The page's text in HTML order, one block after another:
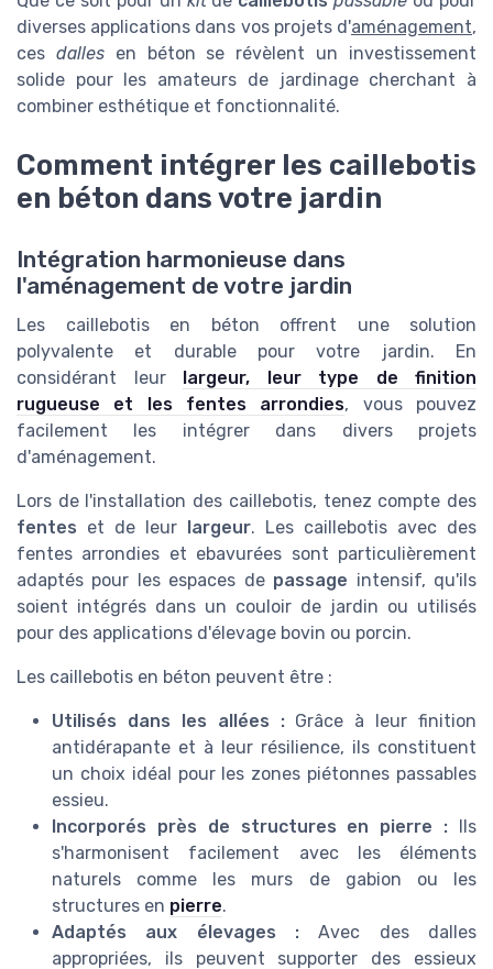
diverses applications dans vos projets d'aménagement,
ces dallesen béton se révèlent un investissement
solide pour les amateurs de jardinage cherchant à
combiner esthétique et fonctionnalité.
Comment intégrer les caillebotis
en béton dans votre jardin
Intégration harmonieuse dans
l'aménagement de votre jardin
Les caillebotis en béton offrent une solution
polyvalente et durable pour votre jardin. En
considérant leur
largeur, leur type de finition
rugueuse et les fentes arrondies, vous pouvez
facilement les intégrer dans divers projets
d'aménagement.
Lors de l'installation des caillebotis, tenez compte des
fentes et de leur largeur. Les caillebotis avec des
fentes arrondies et ebavurées sont particulièrement
adaptés pour les espaces de passage intensif, qu'ils
soient intégrés dans un couloir de jardin ou utilisés
pour des applications d'élevage bovin ou porcin.
Les caillebotis en béton peuvent être :
Utilisés dans les allées :Grâce à leur finition
antidérapante et à leur résilience, ils constituent
un choix idéal pour les zones piétonnes passables
essieu.
Incorporés près de structures en pierre : Ils
s'harmonisent facilement avec les éléments
naturels comme les murs de gabion ou les
structures en pierre.
Adaptés aux élevages : Avec des dalles
appropriées, ils peuvent supporter des essieux